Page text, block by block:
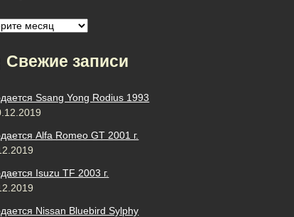
Свежие записи
Ssang Yong Rodius 1993
Alfa Romeo GT 2001 г.
Isuzu TF 2003 г.
Nissan Bluebird Sylphy